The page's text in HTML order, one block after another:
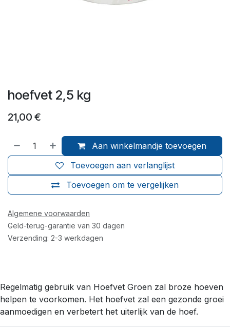
hoefvet 2,5 kg
21,00 €
Aan winkelmandje toevoegen
Toevoegen om te vergelijken
Toevoegen aan verlanglijst
Algemene voorwaarden
Geld-terug-garantie van 30 dagen
Verzending: 2-3 werkdagen
Regelmatig gebruik van Hoefvet Groen zal broze hoeven
helpen te voorkomen. Het hoefvet zal een gezonde groei
aanmoedigen en verbetert het uiterlijk van de hoef.